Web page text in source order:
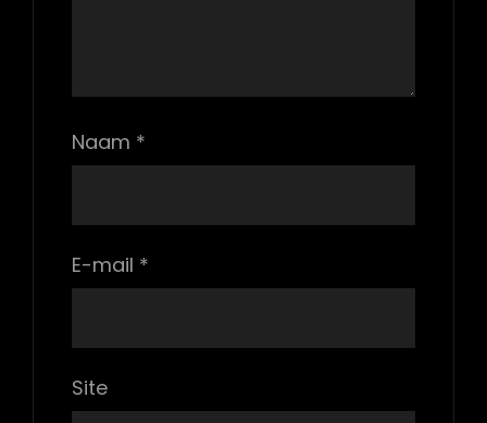
Naam *
E-mail *
Site